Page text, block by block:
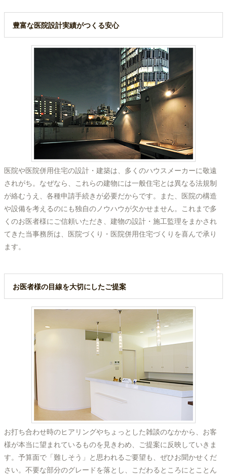
豊富な医院設計実績がつくる安心
医院や医院併用住宅の設計・建築は、多くのハウスメーカーに敬遠
されがち。なぜなら、これらの建物には一般住宅とは異なる法規制
が絡むうえ、各種申請手続きが必要だからです。また、医院の構造
や設備を考えるのにも独自のノウハウが欠かせません。これまで多
くのお医者様にご信頼いただき、建物の設計・施工監理をまかされ
てきた当事務所は、医院づくり・医院併用住宅づくりを喜んで承り
ます。
お医者様の目線を大切にしたご提案
お打ち合わせ時のヒアリングやちょっとした雑談のなかから、お客
様が本当に望まれているものを見きわめ、ご提案に反映していきま
す。予算面で「難しそう」と思われるご要望も、ぜひお聞かせくだ
さい。不要な部分のグレードを落とし、こだわるところにとことん